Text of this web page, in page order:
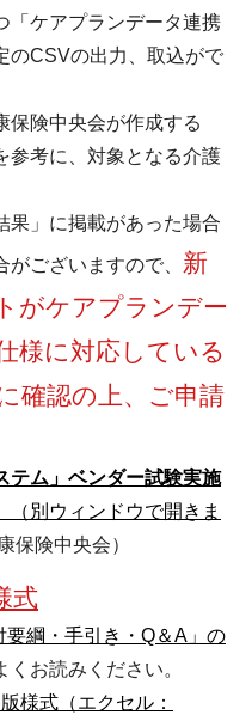
「ケアプランデータ連携
のCSVの出力、取込がで
保険中央会が作成する
参考に、対象となる介護
果」に掲載があった場合
ございますので、 新
がケアプランデー
様に対応している
確認の上、ご申請
テム」ベンダー試験実施
（別ウィンドウで開きま
保険中央会）
式
要綱・手引き・Q＆A」の
くお読みください。
様式（エクセル：